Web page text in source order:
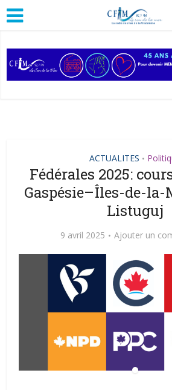
ACTUALITES •
Fédérales 2025:
Gaspésie–Îles-de-la-
Listuguj
9 avril 2025 Ajouter un